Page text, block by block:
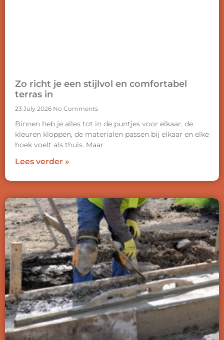
Zo richt je een stijlvol en comfortabel
terras in
23 July 2026 No Comments
Binnen heb je alles tot in de puntjes voor elkaar: de
kleuren kloppen, de materialen passen bij elkaar en elke
hoek voelt als thuis. Maar
Lees verder »